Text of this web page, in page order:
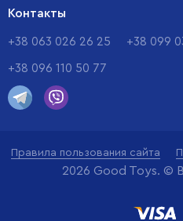
Контакты
+38 063 026 26 25 +38 099
+38 096 110 50 77
Правила пользования сайта
2026 Good Toys. ©